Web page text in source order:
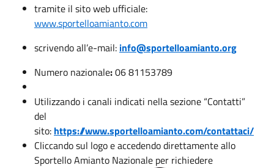
tramite il sito web ufficiale:
www.sportelloamianto.com
scrivendo all’e-mail: info@sportelloamianto.org
Numero nazionale:06 81153789
Utilizzando i canali indicati nella sezione “Contatti”
del
sito: https://www.sportelloamianto.com/contattaci/
Cliccando sul logo e accedendo direttamente allo
Sportello Amianto Nazionale per richiedere